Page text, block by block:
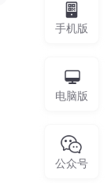
手机版
电脑版
公众号